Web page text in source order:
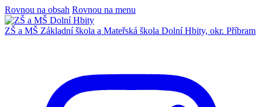
Rovnou na obsah Rovnou na menu
ZŠ a MŠ Základní škola a Mateřská škola Dolní Hbity, okr. Příbram